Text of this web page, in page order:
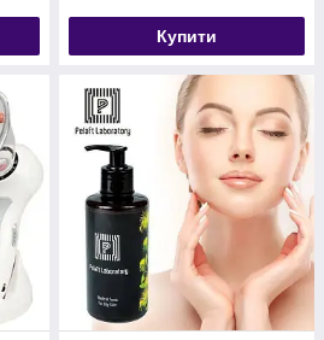
Купити